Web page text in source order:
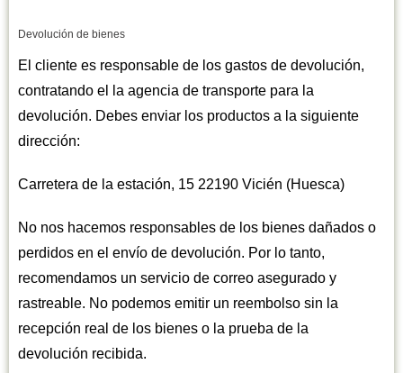
Devolución de bienes
El cliente es responsable de los gastos de devolución,
contratando el la agencia de transporte para la
devolución. Debes enviar los productos a la siguiente
dirección:
Carretera de la estación, 15 22190 Vicién (Huesca)
No nos hacemos responsables de los bienes dañados o
perdidos en el envío de devolución. Por lo tanto,
recomendamos un servicio de correo asegurado y
rastreable. No podemos emitir un reembolso sin la
recepción real de los bienes o la prueba de la
devolución recibida.